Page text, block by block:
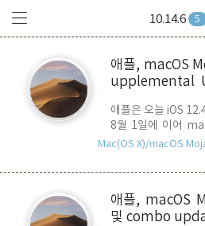
10.14.6 5
애플, macOS
upplemental
애플은 오늘 iOS
8월 1일에 이어
두 번째 추가 업데
되지 않고 남아 있
MacBook/
노트북이 종료되버
Mac(OS X)/macOS
애플, macOS
및 combo